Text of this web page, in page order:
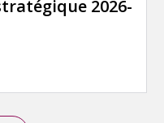
2026-